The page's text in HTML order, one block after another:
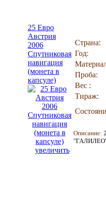
25 Евро
Австрия
2006
Спутниковая
навигация
(монета в
капсуле)
увеличить
Страна:
Год:
Проба:
Вес :
Тираж:
Описание: